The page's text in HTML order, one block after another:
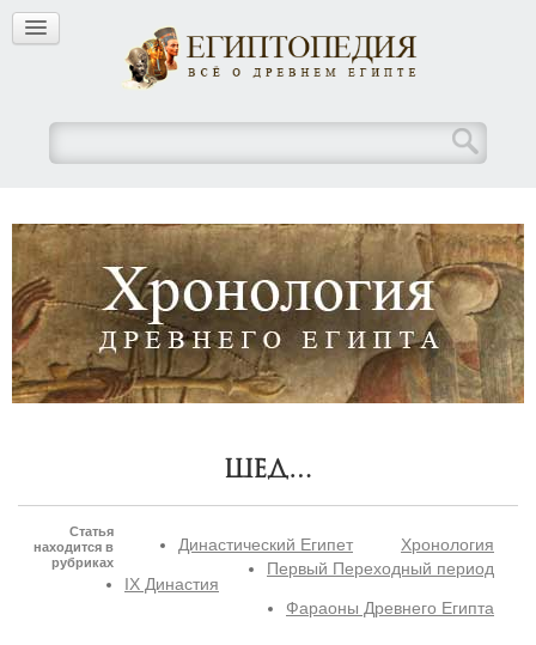
Шед…
Статья
находится в
рубриках
Хронология
Династический Египет
Первый Переходный период
IX Династия
Фараоны Древнего Египта